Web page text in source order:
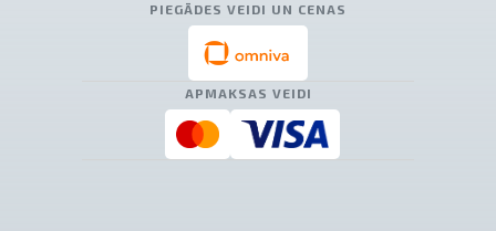
PIEGĀDES VEIDI UN CENAS
APMAKSAS VEIDI